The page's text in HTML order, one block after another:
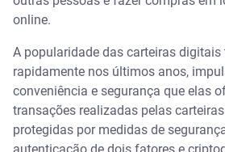
online.
A popularidade das carteiras digitais
rapidamente nos últimos anos,
conveniência e segurança que elas
transações realizadas pelas
protegidas por medidas de